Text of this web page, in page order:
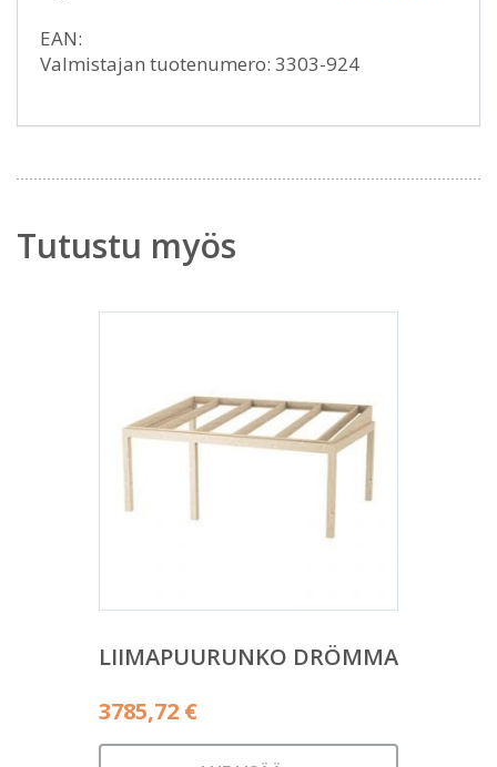
EAN:
Valmistajan tuotenumero: 3303-924
Tutustu myös
LIIMAPUURUNKO DRÖMMA
3785,72 €